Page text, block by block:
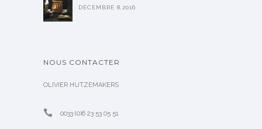
DÉCEMBRE 8,2016
NOUS CONTACTER
OLIVIER HUTZEMAKERS
0033 (0)6 23 53 05 51